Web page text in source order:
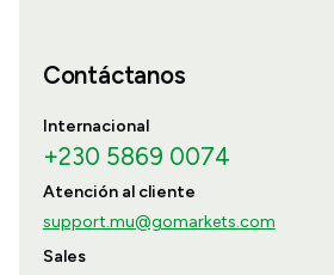
Contáctanos
Internacional
+230 5869 0074
Atención al cliente
support.mu@gomarkets.com
Sales